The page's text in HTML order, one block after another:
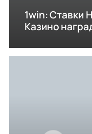
1win: Ставки
Казино